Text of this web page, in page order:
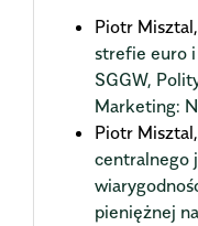
Piotr Misztal,
strefie euro i
SGGW,
Marketing:
Piotr Misztal,
centralnego
pieniężnej